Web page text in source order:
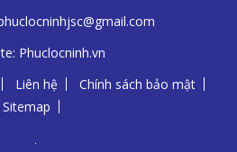
Phuclocninh.vn
Liên hệ
Chính sách bảo mật
Sitemap